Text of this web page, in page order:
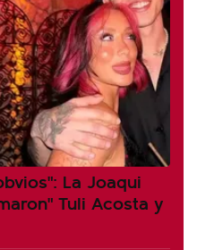
La Joaqui
Tuli Acosta y